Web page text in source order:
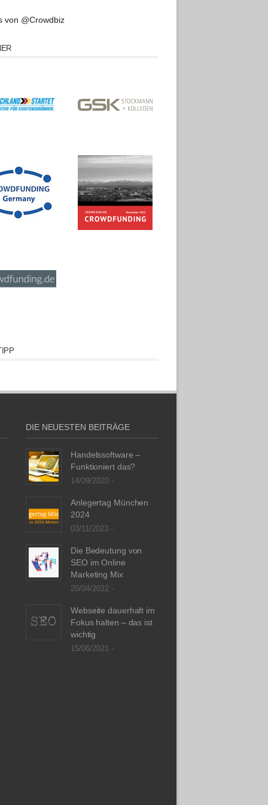
von @Crowdbiz
DIE NEUESTEN BEITRÄGE
Handelssoftware –
Funktioniert das?
14/09/2020 -
Anlegertag München
2024
03/11/2023 -
Die Bedeutung von
SEO im Online
Marketing Mix
20/04/2022 -
Webseite dauerhaft im
Fokus halten – das ist
wichtig
15/06/2021 -